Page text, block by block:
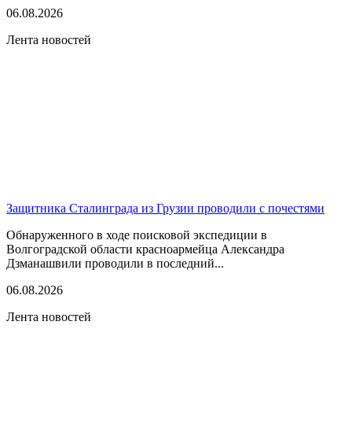
06.08.2026
Лента новостей
Защитника Сталинграда из Грузии проводили с почестями
Обнаруженного в ходе поисковой экспедиции в
Волгоградской области красноармейца Александра
Дзманашвили проводили в последний...
06.08.2026
Лента новостей